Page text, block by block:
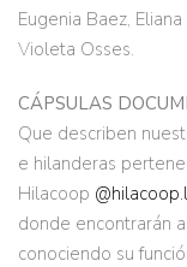
Eugenia Baez,
Violeta Osses.
CÁPSULAS
Que describen
e hilanderas
Hilacoop
donde encontrarán
conociendo su